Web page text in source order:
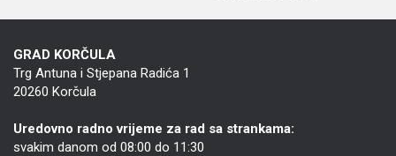
GRAD KORČULA
Trg Antuna i Stjepana Radića 1
20260 Korčula
Uredovno radno vrijeme za rad sa strankama:
svakim danom od 08:00 do 11:30